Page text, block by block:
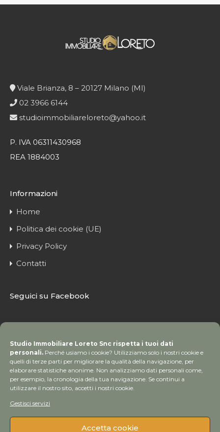
Studio Immobiliare Loreto Snc rispetta i tuoi dati
personali. Perché usiamo i cookie? Utilizziamo solo i nostri cookie e
quelli di terze parti per migliorare la qualità della navigazione, per
elaborare statistiche anonime. Non analizziamo dati personali come,
per esempio, la cronologia della tua navigazione. Se continui a
utilizzare il nostro sito, accetti i nostri cookie.
Gestisci servizi
Accetta cookie
Viale Brianza, 8 – 20127 Milano (MI)
02 3966 6144
studioimmobiliareloreto@yahoo.it
P. IVA 06311430968
REA 1884003
Informazioni
Home
Politica dei cookie (UE)
Privacy Policy
Contatti
Seguici su Facebook